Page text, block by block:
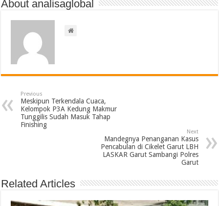
About analisaglobal
Previous
Meskipun Terkendala Cuaca,
Kelompok P3A Kedung Makmur
Tunggilis Sudah Masuk Tahap
Finishing
Next
Mandegnya Penanganan Kasus
Pencabulan di Cikelet Garut LBH
LASKAR Garut Sambangi Polres
Garut
Related Articles